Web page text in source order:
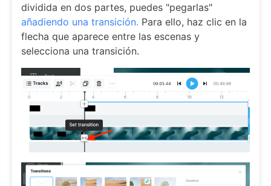
dividida en dos partes, puedes "pegarlas"
añadiendo una transición. Para ello, haz clic en la
flecha que aparece entre las escenas y
selecciona una transición.